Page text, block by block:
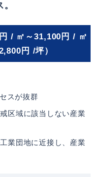
/ ㎡～31,100円 / ㎡
円 /坪）
スが抜群
区域に該当しない産業
業団地に近接し、産業